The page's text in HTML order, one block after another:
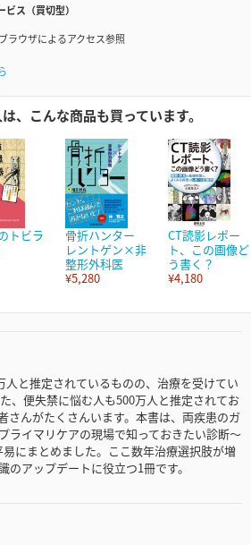
ス（買切型）
ラウザによるアクセス参照
、こんな商品も買っています。
トビラ
骨折ハンター
レントゲン×非
整形外科医
¥5,280
CT読影レポー
ト、この画像ど
う書く？
¥4,180
人と推定されているものの、治療を受けてい
、便失禁に悩む人も500万人と推定されてお
さんがたくさんいます。本書は、両疾患のガ
ライマリケアの現場で知っておきたい診断～
にまとめました。ここ数年治療選択肢が増
のアップデートに役立つ1冊です。